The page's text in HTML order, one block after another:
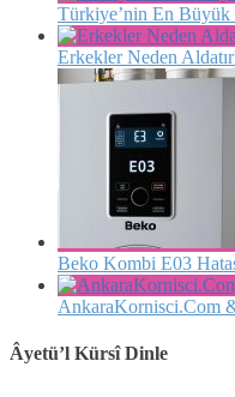
Türkiye’nin En
Erkekler Neden
Beko Kombi E03
AnkaraKornisci.Com
Âyetü’l Kürsî Dinle